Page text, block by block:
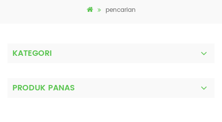
pencarian
KATEGORI
PRODUK PANAS